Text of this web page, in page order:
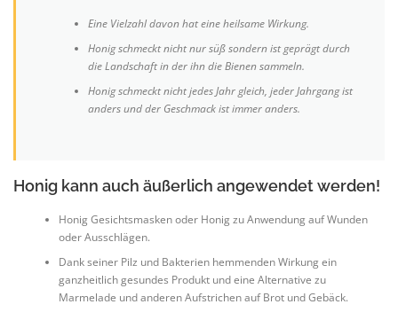
Eine Vielzahl davon hat eine heilsame Wirkung.
Honig schmeckt nicht nur süß sondern ist geprägt durch
die Landschaft in der ihn die Bienen sammeln.
Honig schmeckt nicht jedes Jahr gleich, jeder Jahrgang ist
anders und der Geschmack ist immer anders.
Honig kann auch äußerlich angewendet werden!
Honig Gesichtsmasken oder Honig zu Anwendung auf Wunden
oder Ausschlägen.
Dank seiner Pilz und Bakterien hemmenden Wirkung ein
ganzheitlich gesundes Produkt und eine Alternative zu
Marmelade und anderen Aufstrichen auf Brot und Gebäck.